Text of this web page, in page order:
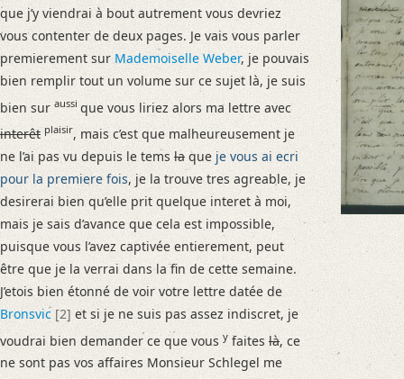
Editors
Falk, Clio
Varwig, Olivia
que j’y viendrai à bout autrement vous devriez
vous contenter de deux pages. Je vais vous parler
premierement sur Mademoiselle Weber, je pouvais
bien remplir tout un volume sur ce sujet là, je suis
bien sur aussi que vous liriez alors ma lettre avec
interêt plaisir, mais c’est que malheureusement je
ne l’ai pas vu depuis le tems la que je vous ai ecri
pour la premiere fois, je la trouve tres agreable, je
desirerai bien qu’elle prit quelque interet à moi,
mais je sais d’avance que cela est impossible,
puisque vous l’avez captivée entierement, peut
être que je la verrai dans la fin de cette semaine.
J’etois bien étonné de voir votre lettre datée de
Bronsvic [2] et si je ne suis pas assez indiscret, je
voudrai bien demander ce que vous y faites là, ce
ne sont pas vos affaires Monsieur Schlegel me